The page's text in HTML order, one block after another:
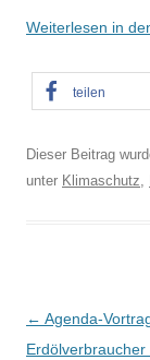
Weiterlesen in
teilen
Dieser Beitrag
unter Klimaschutz,
B
e
← Agenda-
Erdölverbraucher